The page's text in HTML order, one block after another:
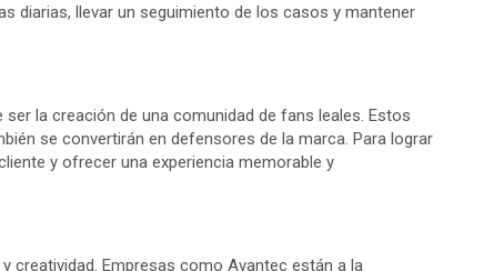
diarias, llevar un seguimiento de los casos y mantener
la creación de una comunidad de fans leales. Estos
se convertirán en defensores de la marca. Para lograr
y ofrecer una experiencia memorable y
creatividad. Empresas como Avantec están a la